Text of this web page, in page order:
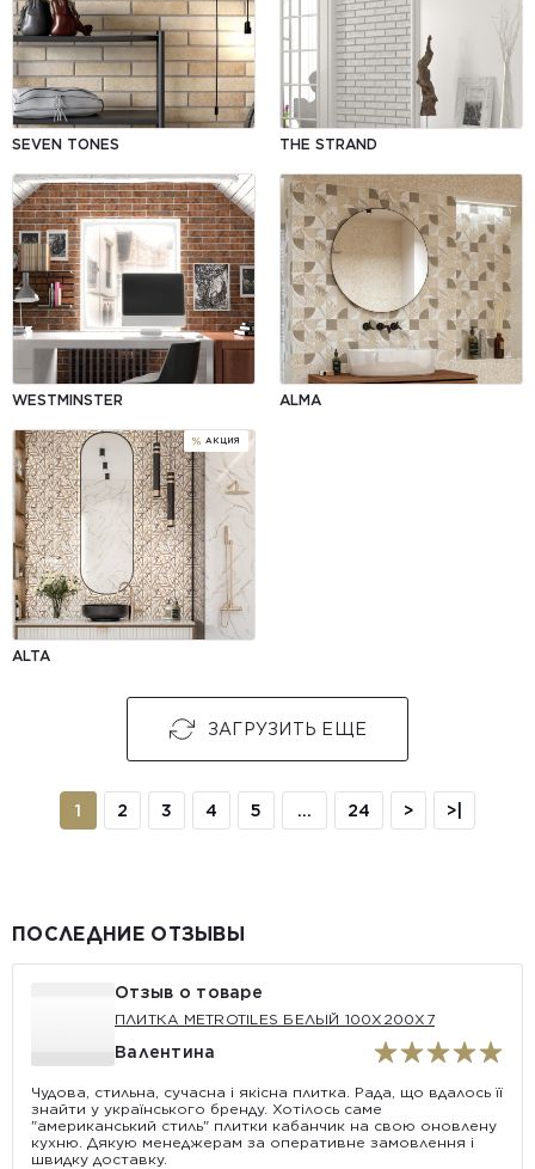
SEVEN TONES THE STRAND
WESTMINSTER ALMA
ALTA
ЗАГРУЗИТЬ ЕЩЕ
1 2 3 4 5 ... 24 > >|
ПОСЛЕДНИЕ ОТЗЫВЫ
Отзыв о товаре
ПЛИТКА METROTILES БЕЛЫЙ 100X200X7
Валентина
Чудова, стильна, сучасна і якісна плитка. Рада, що вдалось її
знайти у українського бренду. Хотілось саме
"американський стиль" плитки кабанчик на свою оновлену
кухню. Дякую менеджерам за оперативне замовлення і
швидку доставку.